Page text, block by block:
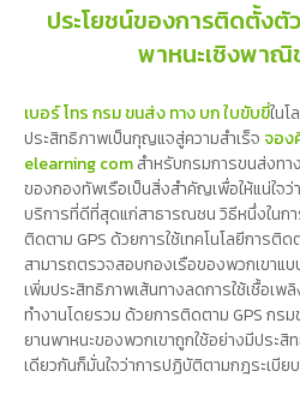
ประโยชน์ของการติดตั้งตั
พาหนะเชิงพา
เบอร์ โทร กรม ขนส่ง ทาง บก ใบขับขี่ใน
ประสิทธิภาพเป็นกุญแจสู่ความสำเร็จจอง
elearning comสำหรับกรมการขนส่งท
ของกองทัพเรือเป็นสิ่งสำคัญเพื่อให้แน่ใจ
บริการที่ดีที่สุดแก่สาธารณชน วิธีหนึ่งในก
ติดตาม GPS ด้วยการใช้เทคโนโลยีการติ
สามารถตรวจสอบกองเรือของพวกเขาแบ
เพิ่มประสิทธิภาพเส้นทางลดการใช้เชื้อเ
ทำงานโดยรวม ด้วยการติดตาม GPS กร
ยานพาหนะของพวกเขาถูกใช้อย่างมีประ
เดียวกันก็มั่นใจว่าการปฏิบัติตามกฎระเบียบ